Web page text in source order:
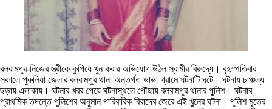
বলরামপুর-নিজের স্ত্রীকে কুপিয়ে খুন করার অভিযোগ উঠল স্বামীর বিরুদ্ধে। বৃহস্পতিবার
সকালে পুরুলিয়া জেলার বলরামপুর থানা অন্তর্গত ডাভা গ্রামে ঘটনাটি ঘটে। ঘটনায় চাঞ্চল্য
ছড়ায় এলাকায়। ঘটনার খবর পেয়ে ঘটনাস্থলে পৌঁছায় বলরামপুর থানার পুলিশ। ঘটনার
প্রাথমিক তদন্তে পুলিশের অনুমান পারিবারিক বিবাদের জেরে এই খুনের ঘটনা। পুলিশ মৃতের